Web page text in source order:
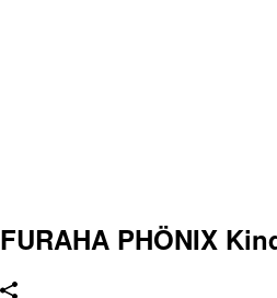
FURAHA PHÖNIX